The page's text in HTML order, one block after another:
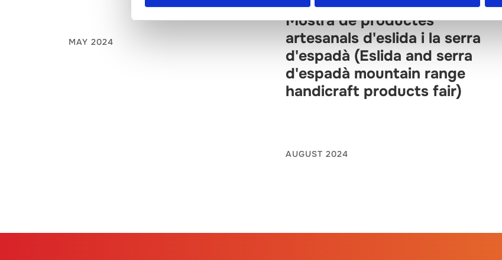
MAY 2024
Mostra de productes
artesanals d'eslida i la serra
d'espadà (Eslida and serra
d'espadà mountain range
handicraft products fair)
AUGUST 2024